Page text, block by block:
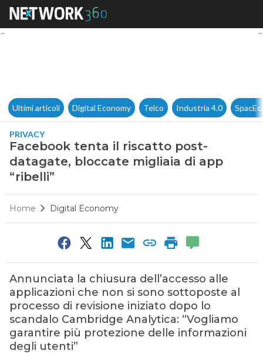
Facebook tenta il riscatto
Ultimi articoli Digital Economy Telco Industria 4.0
PRIVACY
Facebook tenta il riscatto post-
datagate, bloccate migliaia di app
“ribelli”
Home Digital Economy
Annunciata la chiusura dell’accesso alle
applicazioni che non si sono sottoposte al
processo di revisione iniziato dopo lo
scandalo Cambridge Analytica: “Vogliamo
garantire più protezione delle informazioni
degli utenti”